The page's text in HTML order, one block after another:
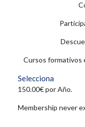
Cursos formativos
Selecciona
150.00€ por Año.
Membership never